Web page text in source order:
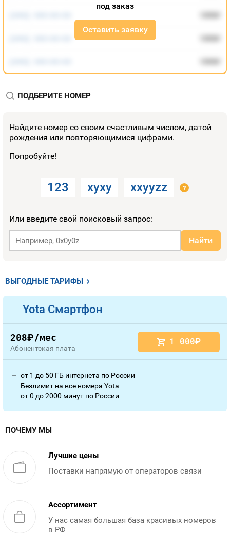
1000
1000
1000
под заказ
Оставить заявку
ПОДБЕРИТЕ НОМЕР
Найдите номер со своим счастливым числом, датой
рождения или повторяющимися цифрами.
Попробуйте!
123 xyxy xxyyzz ?
Или введите свой поисковый запрос:
Найти
ВЫГОДНЫЕ ТАРИФЫ
Yota Смартфон
208руб./мес
Абонентская плата
1 000руб.
от 1 до 50 ГБ интернета по России
Безлимит на все номера Yota
от 0 до 2000 минут по России
ПОЧЕМУ МЫ
Лучшие цены
Поставки напрямую от операторов связи
Ассортимент
У нас самая большая база красивых номеров
в РФ